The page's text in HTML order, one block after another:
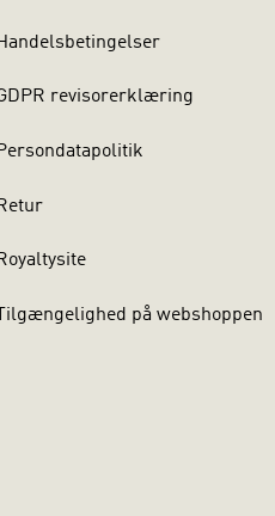
revisorerklæring
Tilgængelighed på webshoppen